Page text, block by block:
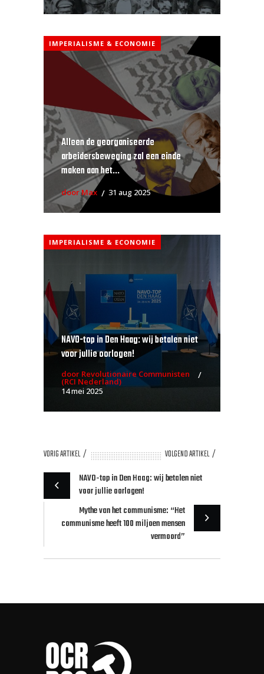
IMPERIALISME & ECONOMIE
Alleen de georganiseerde
arbeidersbeweging zal een einde
maken aan het...
door Max 31 aug 2025
IMPERIALISME & ECONOMIE
NAVO-top in Den Haag: wij betalen niet
voor jullie oorlogen!
door Revolutionaire Communisten
(RCI Nederland)
14 mei 2025
VORIG ARTIKEL
VOLGEND ARTIKEL
NAVO-top in Den Haag: wij betalen niet
voor jullie oorlogen!
Mythe van het communisme: “Het
communisme heeft 100 miljoen mensen
vermoord”